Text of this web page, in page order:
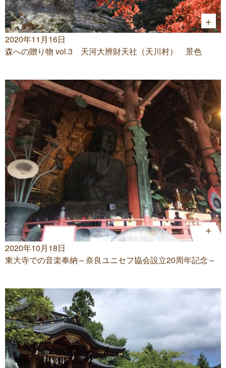
2020年11月16日
森への贈り物 vol.3 天河大辨財天社（天川村） 景色
2020年10月18日
東大寺での音楽奉納～奈良ユニセフ協会設立20周年記念～